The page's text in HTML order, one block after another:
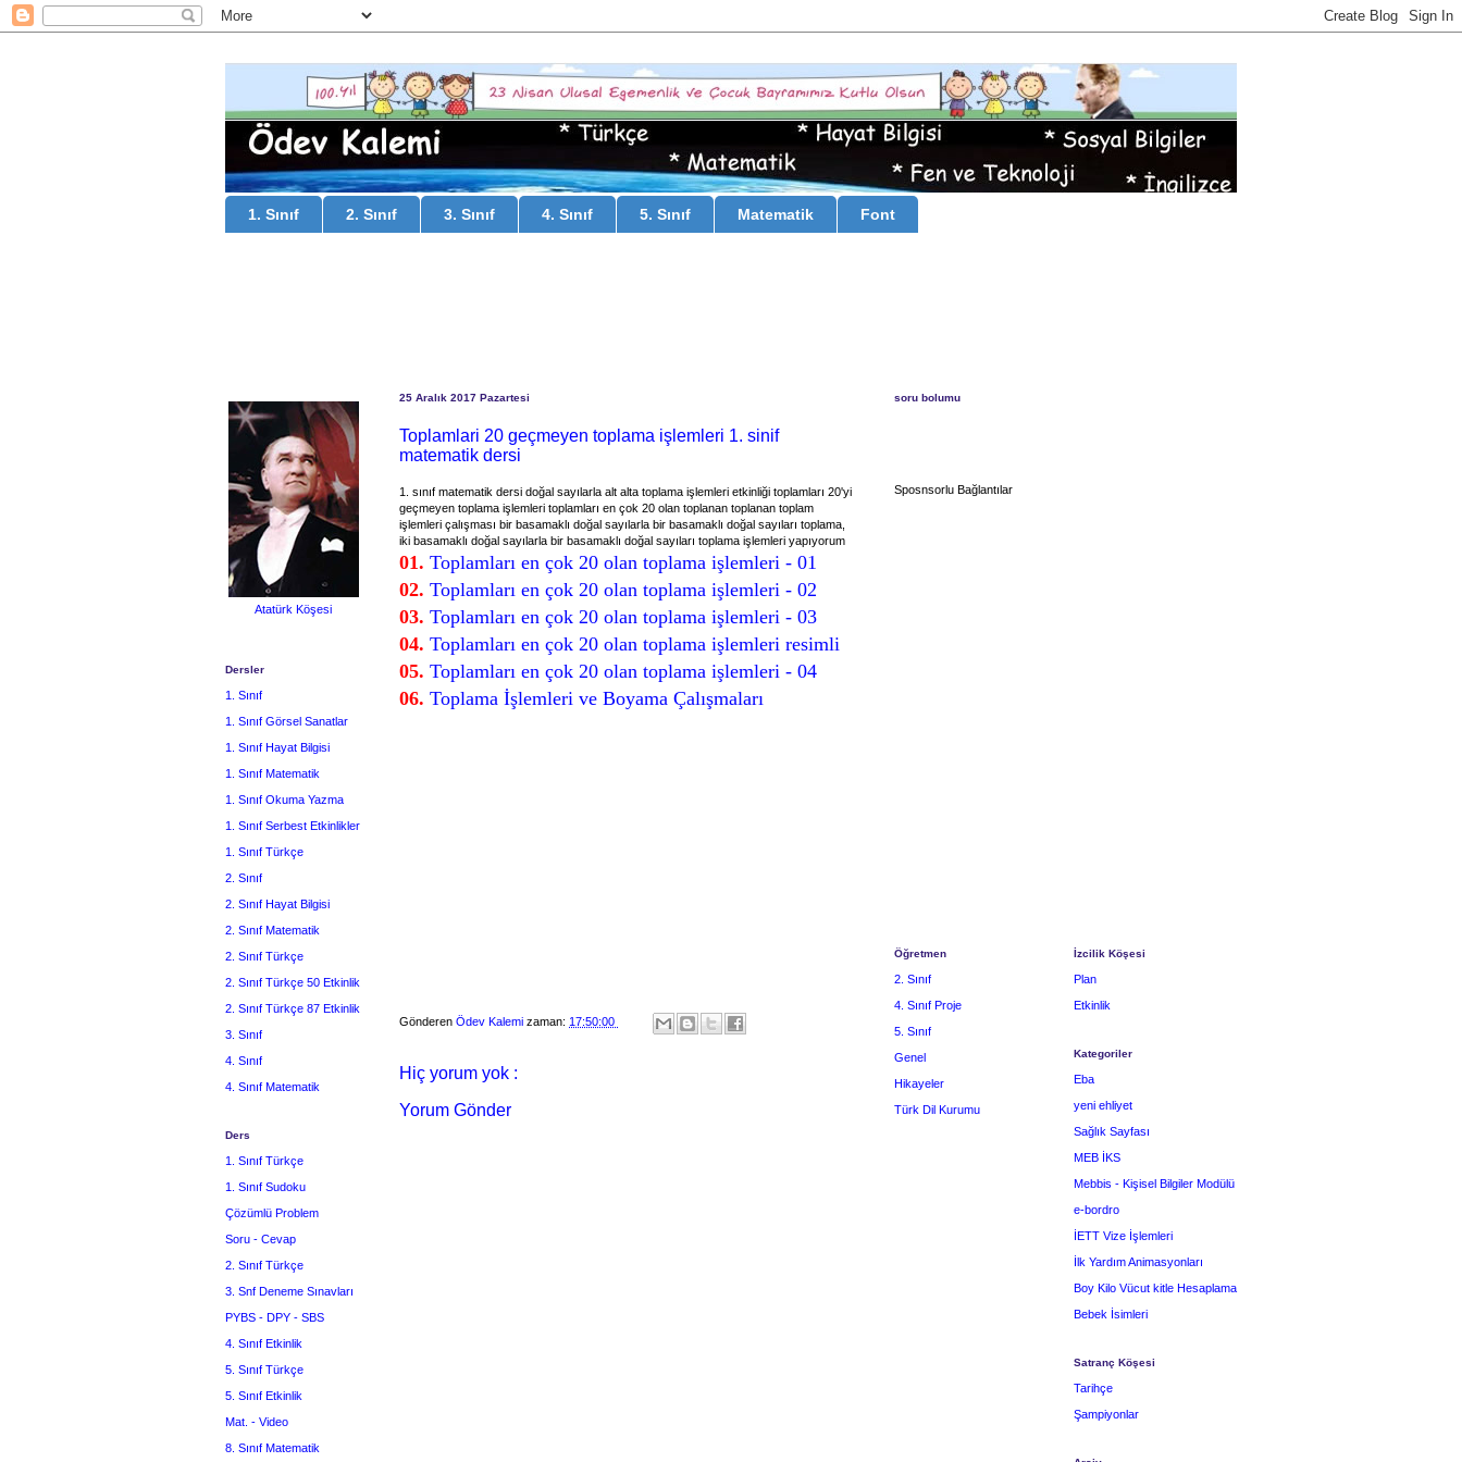
1. Sınıf 2. Sınıf 3. Sınıf 4. Sınıf 5. Sınıf Matematik Font
25 Aralık 2017 Pazartesi
Toplamlari 20 geçmeyen toplama işlemleri 1. sinif
matematik dersi
1. sınıf matematik dersi doğal sayılarla alt alta toplama işlemleri etkinliği toplamları 20'yi
geçmeyen toplama işlemleri toplamları en çok 20 olan toplanan toplanan toplam
işlemleri çalışması bir basamaklı doğal sayılarla bir basamaklı doğal sayıları toplama,
iki basamaklı doğal sayılarla bir basamaklı doğal sayıları toplama işlemleri yapıyorum
01. Toplamları en çok 20 olan toplama işlemleri - 01
02. Toplamları en çok 20 olan toplama işlemleri - 02
03. Toplamları en çok 20 olan toplama işlemleri - 03
04. Toplamları en çok 20 olan toplama işlemleri resimli
05. Toplamları en çok 20 olan toplama işlemleri - 04
06. Toplama İşlemleri ve Boyama Çalışmaları
Gönderen Ödev Kalemi zaman: 17:50:00
Hiç yorum yok :
Yorum Gönder
Atatürk Köşesi
Dersler
1. Sınıf
1. Sınıf Görsel Sanatlar
1. Sınıf Hayat Bilgisi
1. Sınıf Matematik
1. Sınıf Okuma Yazma
1. Sınıf Serbest Etkinlikler
1. Sınıf Türkçe
2. Sınıf
2. Sınıf Hayat Bilgisi
2. Sınıf Matematik
2. Sınıf Türkçe
2. Sınıf Türkçe 50 Etkinlik
2. Sınıf Türkçe 87 Etkinlik
3. Sınıf
4. Sınıf
4. Sınıf Matematik
Ders
1. Sınıf Türkçe
1. Sınıf Sudoku
Çözümlü Problem
Soru - Cevap
2. Sınıf Türkçe
3. Snf Deneme Sınavları
PYBS - DPY - SBS
4. Sınıf Etkinlik
5. Sınıf Türkçe
5. Sınıf Etkinlik
Mat. - Video
8. Sınıf Matematik
soru bolumu
Sposnsorlu Bağlantılar
Öğretmen
2. Sınıf
4. Sınıf Proje
5. Sınıf
Genel
Hikayeler
Türk Dil Kurumu
İzcilik Köşesi
Plan
Etkinlik
Kategoriler
Eba
yeni ehliyet
Sağlık Sayfası
MEB İKS
Mebbis - Kişisel Bilgiler Modülü
e-bordro
İETT Vize İşlemleri
İlk Yardım Animasyonları
Boy Kilo Vücut kitle Hesaplama
Bebek İsimleri
Satranç Köşesi
Tarihçe
Şampiyonlar